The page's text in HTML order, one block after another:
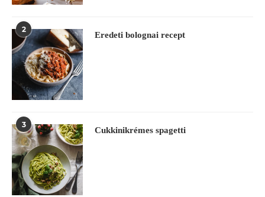
2
Eredeti bolognai recept
3
Cukkinikrémes spagetti